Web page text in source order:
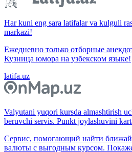
Har kuni eng sara latifalar va kulguli
markazi!
Ежедневно только отборные
Кузница юмора на узбекском языке!
latifa.uz
Valyutani yuqori kursda almashtirish
beruvchi servis. Punkt joylashuvini
Сервис, помогающий найти
валюты с выгодным курсом.